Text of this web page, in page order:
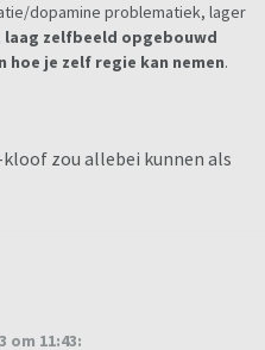
dopamine problematiek, lager
laag zelfbeeld opgebouwd
je zelf regie kan nemen.
kloof zou allebei kunnen als
om 11:43: